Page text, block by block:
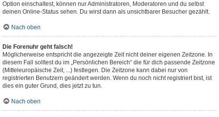
Option einschaltest, können nur Administratoren, Moderatoren und du selbst
deinen Online-Status sehen. Du wirst dann als unsichtbarer Besucher gezählt.
Nach oben
Die Forenuhr geht falsch!
Möglicherweise entspricht die angezeigte Zeit nicht deiner eigenen Zeitzone. In
diesem Fall solltest du im „Persönlichen Bereich“ die für dich passende Zeitzone
(Mitteleuropäische Zeit, ...) festlegen. Die Zeitzone kann dabei nur von
registrierten Benutzern geändert werden. Wenn du noch nicht registriert bist, ist
dies ein guter Grund, dies jetzt zu tun.
Nach oben